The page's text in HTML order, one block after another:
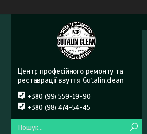
Центр професійного ремонту та
реставрації взуття Gutalin.clean
+380 (99) 559-19-90
+380 (98) 474-54-45